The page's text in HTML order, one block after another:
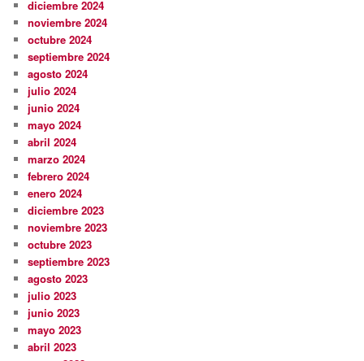
diciembre 2024
noviembre 2024
octubre 2024
septiembre 2024
agosto 2024
julio 2024
junio 2024
mayo 2024
abril 2024
marzo 2024
febrero 2024
enero 2024
diciembre 2023
noviembre 2023
octubre 2023
septiembre 2023
agosto 2023
julio 2023
junio 2023
mayo 2023
abril 2023